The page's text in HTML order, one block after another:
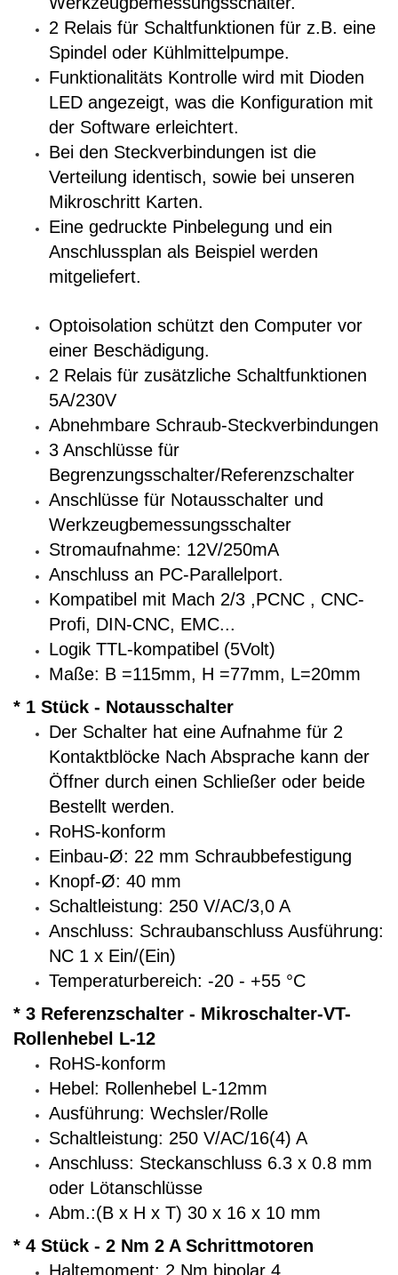
2 Relais für Schaltfunktionen für z.B. eine
Spindel oder Kühlmittelpumpe.
Funktionalitäts Kontrolle wird mit Dioden
LED angezeigt, was die Konfiguration mit
der Software erleichtert.
Bei den Steckverbindungen ist die
Verteilung identisch, sowie bei unseren
Mikroschritt Karten.
Eine gedruckte Pinbelegung und ein
Anschlussplan als Beispiel werden
mitgeliefert.
Optoisolation schützt den Computer vor
einer Beschädigung.
2 Relais für zusätzliche Schaltfunktionen
5A/230V
Abnehmbare Schraub-Steckverbindungen
3 Anschlüsse für
Begrenzungsschalter/Referenzschalter
Anschlüsse für Notausschalter und
Werkzeugbemessungsschalter
Stromaufnahme: 12V/250mA
Anschluss an PC-Parallelport.
Kompatibel mit Mach 2/3 ,PCNC , CNC-
Profi, DIN-CNC, EMC...
Logik TTL-kompatibel (5Volt)
Maße: B =115mm, H =77mm, L=20mm
* 1 Stück - Notausschalter
Der Schalter hat eine Aufnahme für 2
Kontaktblöcke Nach Absprache kann der
Öffner durch einen Schließer oder beide
Bestellt werden.
RoHS-konform
Einbau-Ø: 22 mm Schraubbefestigung
Knopf-Ø: 40 mm
Schaltleistung: 250 V/AC/3,0 A
Anschluss: Schraubanschluss Ausführung:
NC 1 x Ein/(Ein)
Temperaturbereich: -20 - +55 °C
* 3 Referenzschalter - Mikroschalter-VT-
Rollenhebel L-12
RoHS-konform
Hebel: Rollenhebel L-12mm
Ausführung: Wechsler/Rolle
Schaltleistung: 250 V/AC/16(4) A
Anschluss: Steckanschluss 6.3 x 0.8 mm
oder Lötanschlüsse
Abm.:(B x H x T) 30 x 16 x 10 mm
* 4 Stück - 2 Nm 2 A Schrittmotoren
Haltemoment: 2 Nm bipolar 4